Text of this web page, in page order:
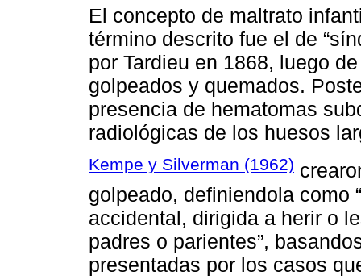
El concepto de maltrato
término descrito fue el de
por Tardieu en 1868, luego
golpeados y quemados.
presencia de hematomas
radiológicas de los huesos
Kempe y Silverman (1962)
golpeado, definiendola como
accidental, dirigida a herir o
padres o parientes”,
presentadas por los casos